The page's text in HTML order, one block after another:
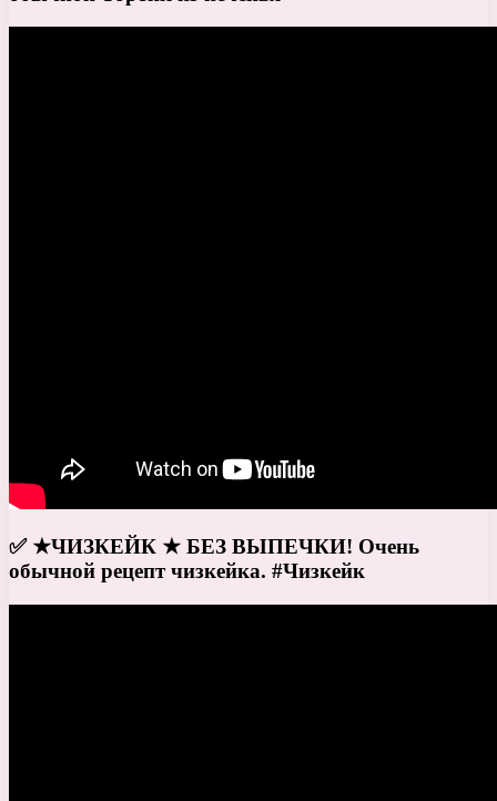
✅ ★ЧИЗКЕЙК ★ БЕЗ ВЫПЕЧКИ! Очень
обычной рецепт чизкейка. #Чизкейк